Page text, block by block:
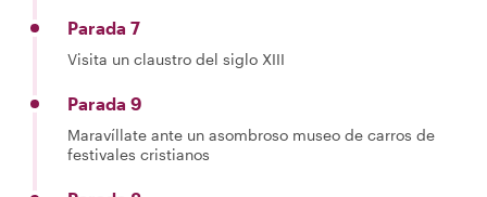
Parada 7
Visita un claustro del siglo XIII
Parada 9
Maravíllate ante un asombroso museo de carros de
festivales cristianos